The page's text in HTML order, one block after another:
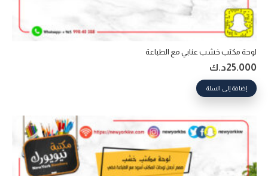
لوحة مكتب خشب عنابي مع الطباعة
25.000د.ك
إضافة إلى السلة